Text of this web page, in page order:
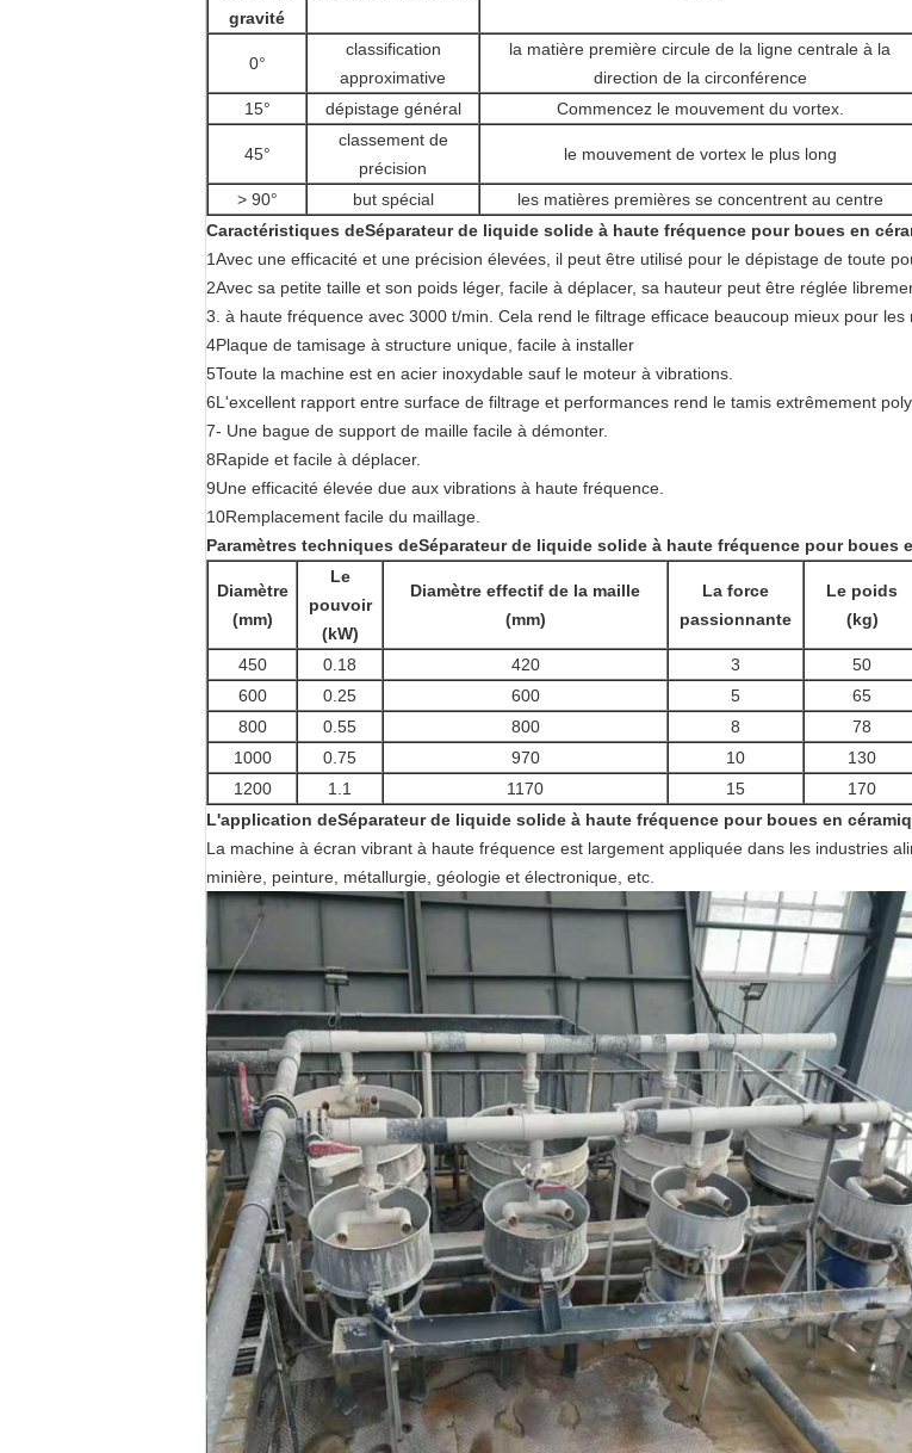
gravité
0°
classification
approximative
la matière première circule de la ligne centrale à la
direction de la circonférence
15°
dépistage général Commencez le mouvement du vortex.
45°
classement de
précision
le mouvement de vortex le plus long
> 90° but spécial
les matières premières se concentrent au centre
Caractéristiques deSéparateur de liquide solide à haute fréquence pour boues en
1Avec une efficacité et une précision élevées, il peut être utilisé pour le dépistage de toute
2Avec sa petite taille et son poids léger, facile à déplacer, sa hauteur peut être réglée
3. à haute fréquence avec 3000 t/min. Cela rend le filtrage efficace beaucoup mieux pour les
4Plaque de tamisage à structure unique, facile à installer
5Toute la machine est en acier inoxydable sauf le moteur à vibrations.
6L'excellent rapport entre surface de filtrage et performances rend le tamis extrêmement
7- Une bague de support de maille facile à démonter.
8Rapide et facile à déplacer.
9Une efficacité élevée due aux vibrations à haute fréquence.
10Remplacement facile du maillage.
Paramètres techniques deSéparateur de liquide solide à haute fréquence pour boues
Diamètre
(mm)
Le
pouvoir
(kW)
Diamètre effectif de la maille
(mm)
La force
passionnante
Le poids
(kg)
450 0.18 420 3
50
600
0.25 600 5
65
800
0.55 800 8
78
1000
0.75 970 10
130
1200
1.1 1170 15
170
L'application deSéparateur de liquide solide à haute fréquence pour boues en
La machine à écran vibrant à haute fréquence est largement appliquée dans les industries
minière, peinture, métallurgie, géologie et électronique, etc.